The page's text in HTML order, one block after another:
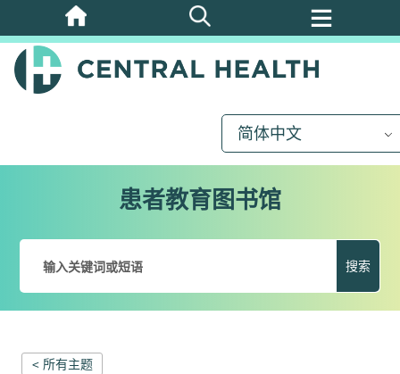
跳
至
主
简体中文
患者教育图书馆
搜索
< 所有主题